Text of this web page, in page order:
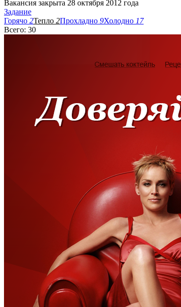
Вакансия закрыта 28 октября 2012 года
Задание
Горячо 2Тепло 2Прохладно 9Холодно 17
Всего: 30